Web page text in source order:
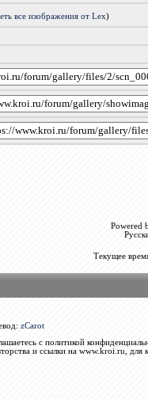
все изображения от Lex)
Powered
Текущее
zCarot
с политикой
и ссылки на www.kroi.ru, для